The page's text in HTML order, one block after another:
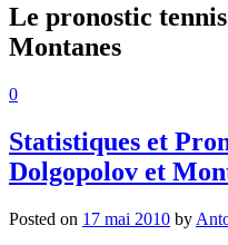
Le pronostic
Montanes
0
Statistiques et
Dolgopolov et
Posted on 17 mai 2010 by